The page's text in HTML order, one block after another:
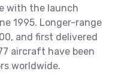
with the launch
1995. Longer-range
and first delivered
aircraft have been
worldwide.